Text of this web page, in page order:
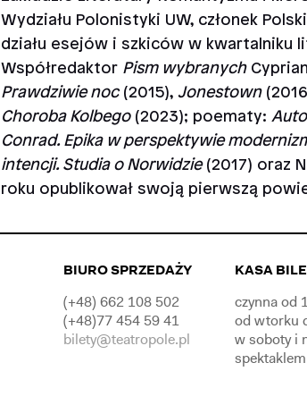
Wydziału Polonistyki UW, członek
działu esejów i szkiców w kwartalniku
Współredaktor Pism wybranych
Prawdziwie noc(2015), Jonestown
Choroba Kolbego(2023); poematy:
Conrad. Epika w perspektywie
intencji. Studia o Norwidzie(2017) oraz
roku opublikował swoją pierwszą
BIURO SPRZEDAŻY
(+48) 662 108 502
(+48)77 454 59 41
bilety@teatropole.pl
KASA
czynna od
od wtorku
w soboty i
spektaklem